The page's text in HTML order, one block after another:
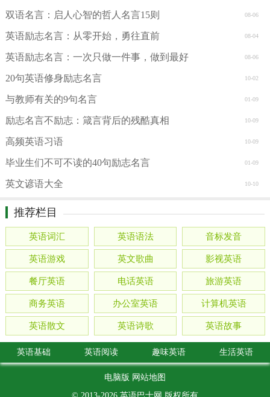
08-06
双语名言：启人心智的哲人名言15则
08-04
英语励志名言：从零开始，勇往直前
08-06
英语励志名言：一次只做一件事，做到最好
10-02
20句英语修身励志名言
01-09
与教师有关的9句名言
10-09
励志名言不励志：箴言背后的残酷真相
10-09
高频英语习语
01-09
毕业生们不可不读的40句励志名言
10-10
英文谚语大全
推荐栏目
英语词汇 英语语法 音标发音
英语游戏 英文歌曲 影视英语
餐厅英语 电话英语 旅游英语
商务英语 办公室英语 计算机英语
英语散文 英语诗歌 英语故事
英语基础 英语阅读 趣味英语 生活英语
电脑版 网站地图